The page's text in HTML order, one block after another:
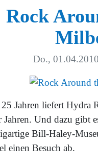
Rock
Do.,
25 Jahren liefert Hydra
Jahren. Und dazu gibt
Bill-Haley-
einen Besuch ab.